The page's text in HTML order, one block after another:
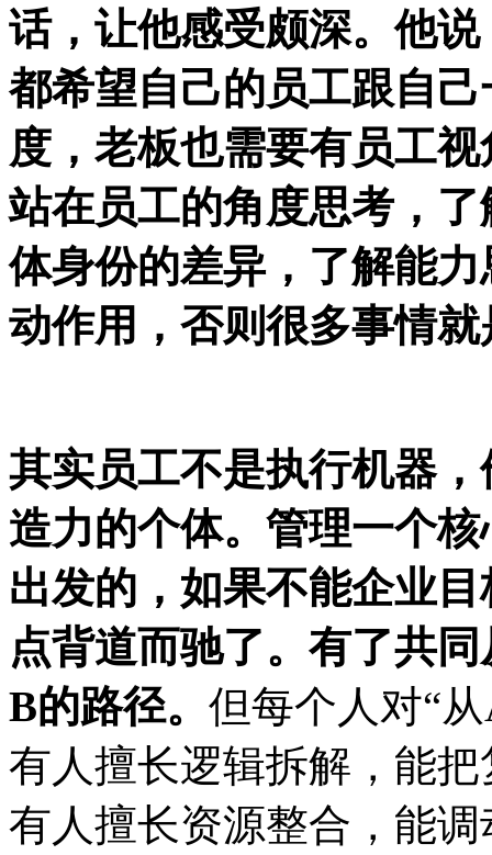
话，让他感受颇深。他
都希望自己的员工跟自
度，老板也需要有员工
站在员工的角度思考，
体身份的差异，了解能
动作用，否则很多事情
其实员工不是执行机器
造力的个体。管理一个
出发的，如果不能企业
点背道而驰了。有了共
B的路径。 但每个人对“
有人擅长逻辑拆解，能
有人擅长资源整合，能